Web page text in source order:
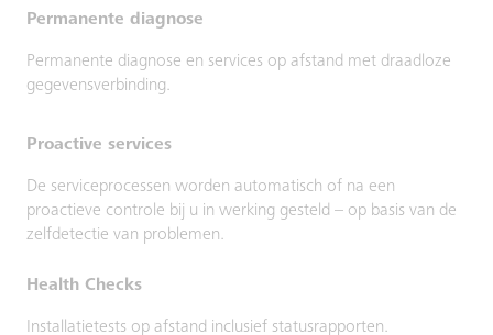
Permanente diagnose
Permanente diagnose en services op afstand met draadloze
gegevensverbinding.
Proactive services
De serviceprocessen worden automatisch of na een
proactieve controle bij u in werking gesteld – op basis van de
zelfdetectie van problemen.
Health Checks
Installatietests op afstand inclusief statusrapporten.